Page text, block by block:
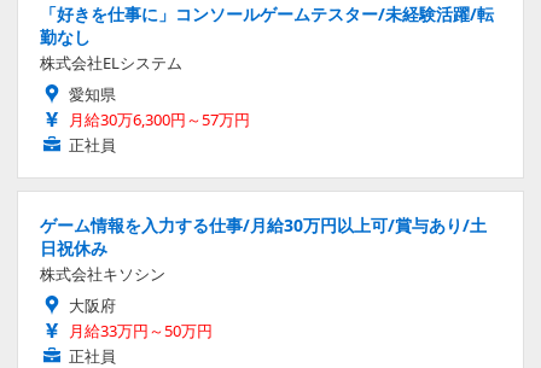
「好きを仕事に」コンソールゲームテスター/未経験活躍/転
勤なし
株式会社ELシステム
愛知県
月給30万6,300円～57万円
正社員
ゲーム情報を入力する仕事/月給30万円以上可/賞与あり/土
日祝休み
株式会社キソシン
大阪府
月給33万円～50万円
正社員